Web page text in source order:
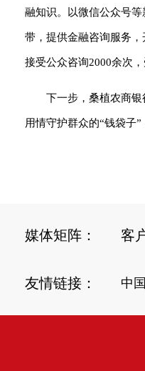
融知识。以微信公众号
带，提供金融咨询服务
接受公众咨询2000余次，
下一步，桑植农商
用情守护群众的“钱袋子
媒体矩阵： 客
友情链接： 中